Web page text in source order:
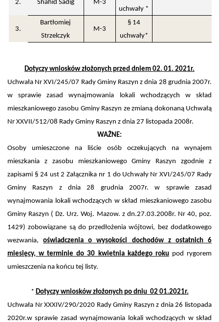
2. Shahid Sadig
M-3
uchwały *
3.
Bartłomiej
Strzelczyk
M-3
§ 14
uchwały*
Dotyczy wniosków złożonych przed dniem 02. 01. 2021r.
Uchwała Nr XVI/245/07 Rady Gminy Raszyn z dnia 28 grudnia 2007r.
w sprawie zasad wynajmowania lokali wchodzących w skład
mieszkaniowego zasobu Gminy Raszyn ze zmianą dokonaną Uchwałą
Nr XXVII/512/08 Rady Gminy Raszyn z dnia 27 listopada 2008r.
WAŻNE:
Osoby umieszczone na liście osób oczekujących na wynajem
mieszkania z zasobu mieszkaniowego Gminy Raszyn zgodnie z
zapisami § 24 ust 2 Załącznika nr 1 do Uchwały Nr XVI/245/07 Rady
Gminy Raszyn z dnia 28 grudnia 2007r. w sprawie zasad
wynajmowania lokali wchodzących w skład mieszkaniowego zasobu
Gminy Raszyn ( Dz. Urz. Woj. Mazow. z dn.27.03.2008r. Nr 40, poz.
1429) zobowiązane są do przedłożenia wójtowi, bez dodatkowego
wezwania,oświadczenia o wysokości dochodów z ostatnich 6
miesięcy, w terminie do 30 kwietnia każdego rokupod rygorem
umieszczenia na końcu tej listy.
* Dotyczy wniosków złożonych po dniu 02 01.2021r.
Uchwała Nr XXXIV/290/2020 Rady Gminy Raszyn z dnia 26 listopada
2020r.w sprawie zasad wynajmowania lokali wchodzących w skład